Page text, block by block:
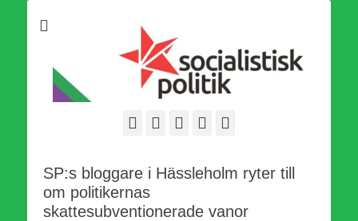
världsomfattande socialistiska Fjärde Internationalen och en viktig
tillgång i kampen för en socialistisk framtid!
FacebookWebbflöde
Instagram
SP:s bloggare i Hässleholm ryter till
om politikernas
skattesubventionerade vanor